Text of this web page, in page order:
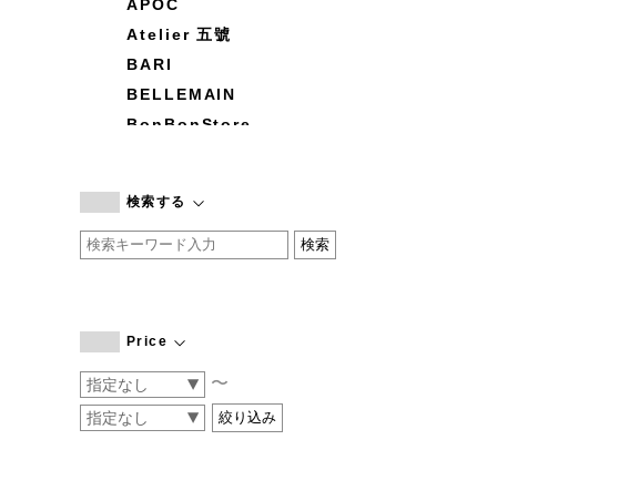
APOC
Atelier 五號
BARI
BELLEMAIN
BonBonStore
by basics
CATWORTH
COGTHEBIGSMOKE
CONVERSE
DEAN & DELUCA
検索する
Price
〜